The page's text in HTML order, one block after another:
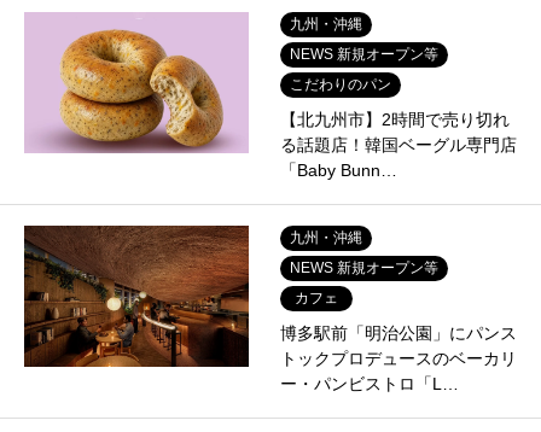
九州・沖縄
NEWS 新規オープン等
こだわりのパン
【北九州市】2時間で売り切れ
る話題店！韓国ベーグル専門店
「Baby Bunn…
九州・沖縄
NEWS 新規オープン等
カフェ
博多駅前「明治公園」にパンス
トックプロデュースのベーカリ
ー・パンビストロ「L…